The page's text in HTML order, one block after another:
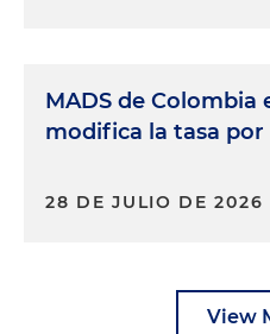
MADS de
modifica la tasa
28 DE JULIO DE 2026
View